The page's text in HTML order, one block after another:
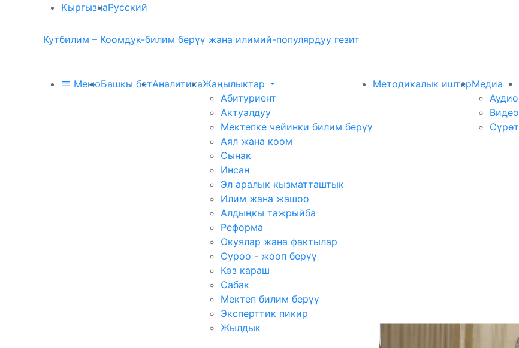
КыргызчаРусский
Кутбилим – Коомдук-билим берүү жана илимий-популярдуу гезит
МенюБашкы бетАналитикаЖаңылыктар
Абитуриент
Актуалдуу
Мектепке чейинки билим берүү
Аял жана коом
Сынак
Инсан
Эл аралык кызматташтык
Илим жана жашоо
Алдыңкы тажрыйба
Реформа
Окуялар жана фактылар
Суроо - жооп берүү
Көз караш
Сабак
Мектеп билим берүү
Эксперттик пикир
Жылдык
Методикалык иштерМедиа
Аудио
Видео
Сүрөт